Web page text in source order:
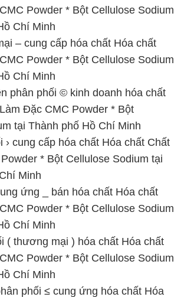
Powder * Bột Cellulose Sodium
Chí Minh
– cung cấp hóa chất Hóa chất
Powder * Bột Cellulose Sodium
Chí Minh
phân phối © kinh doanh hóa chất
Đặc CMC Powder * Bột
tại Thành phố Hồ Chí Minh
› cung cấp hóa chất Hóa chất Chất
* Bột Cellulose Sodium tại
Minh
ứng _ bán hóa chất Hóa chất
Powder * Bột Cellulose Sodium
Chí Minh
( thương mại ) hóa chất Hóa chất
Powder * Bột Cellulose Sodium
Chí Minh
phối ≤ cung ứng hóa chất Hóa